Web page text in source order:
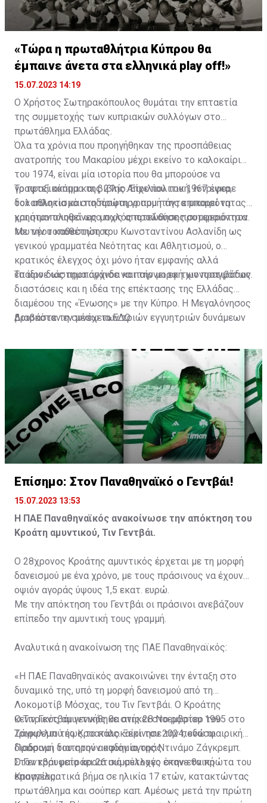
«Τώρα η πρωταθλήτρια Κύπρου θα
έμπαινε άνετα στα ελληνικά play off!»
15.07.2023 14:19
Ο Χρήστος Σωτηρακόπουλος θυμάται την επταετία
της συμμετοχής των κυπριακών συλλόγων στο
πρωτάθλημα Ελλάδας.
Όλα τα χρόνια που προηγήθηκαν της προσπάθειας
ανατροπής του Μακαρίου μέχρι εκείνο το καλοκαίρι
του 1974, είναι μία ιστορία που θα μπορούσε να
γραφτεί ακόμα και βιβλίο. Είχε πολιτική, ίντριγκα,
δολοπλοκία και ποδόσφαιρο που πάντα μπορεί να
χρησιμοποιηθεί ως μοχλός προώθησης συμφερόντων.
Το πραξικόπημα της 21ης Απριλίου του 1967 έφερε
τον αθλητισμό στη πρώτη γραμμή της επικαιρότητας
και ήταν ολοφάνερο πως αποτελούσε προτεραιότητα
του νέου καθεστώτος.
Με την τοποθέτηση του Κωνσταντίνου Ασλανίδη ως
γενικού γραμματέα Νεότητας και Αθλητισμού, ο
κρατικός έλεγχος όχι μόνο ήταν εμφανής αλλά
έπαιρνε ως προπαγάνδα και την μορφή χιονοστιβάδας.
Το ίδιο διάστημα άρχισε να παίρνει εκ των πραγμάτων
διαστάσεις και η ιδέα της επέκτασης της Ελλάδας
διαμέσου της «Ένωσης» με την Κύπρο. Η Μεγαλόνησος
βρισκόταν εν μέσω των τριών εγγυητριών δυνάμεων
σύμφωνα με την συνθήκη της Ζυρίχης, έπρεπε να
αποτελεί αποστρατικοποιημένη ζώνη.
Διαβάστε τη συνέχειαΕΔΩ
Επίσημο: Στον Παναθηναϊκό ο Γεντβάι!
15.07.2023 13:53
Η ΠΑΕ Παναθηναϊκός ανακοίνωσε την απόκτηση του
Κροάτη αμυντικού, Τιν Γεντβάι.
Ο 28χρονος Κροάτης αμυντικός έρχεται με τη μορφή
δανεισμού με ένα χρόνο, με τους πράσινους να έχουν
οψιόν αγοράς ύψους 1,5 εκατ. ευρώ.
Με την απόκτηση του Γεντβάι οι πράσινοι ανεβάζουν
επίπεδο την αμυντική τους γραμμή.
Αναλυτικά η ανακοίνωση της ΠΑΕ Παναθηναϊκός:
«Η ΠΑΕ Παναθηναϊκός ανακοινώνει την ένταξη στο
δυναμικό της, υπό τη μορφή δανεισμού από τη
Λοκομοτίβ Μόσχας, του Τιν Γεντβάι. Ο Κροάτης
κεντρικός αμυντικός θα ανήκει στο ρόστερ του
Τριφυλλιού έως το καλοκαίρι του 2024, ενώ οι
Πράσινοι διατηρούν οψιόν αγοράς.
Ο Τιν Γεντβάι γεννήθηκε στις 28 Νοεμβρίου 1995 στο
Ζάγκρεμπ της Κροατίας. Ξεκίνησε την ποδοσφαιρική
διαδρομή του στην ακαδημία της Ντινάμο Ζάγκρεμπ.
Στον κορυφαίο κροατικό σύλλογο έκανε τα πρώτα του
επαγγελματικά βήμα σε ηλικία 17 ετών, κατακτώντας
πρωτάθλημα και σούπερ καπ. Αμέσως μετά την πρώτη
Ο Γεντβάι μετράει 26 συμμετοχές στην εθνική
Κροατίας.